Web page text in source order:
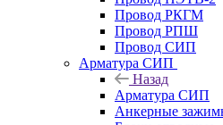
Провод РКГМ
Провод РПШ
Провод СИП
Арматура СИП
Назад
Арматура СИП
Анкерные